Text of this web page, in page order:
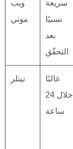
ويب
موني
سريعة
نسبيًا
بعد
التحقّق
نيتلر
غالبًا
خلال 24
ساعة